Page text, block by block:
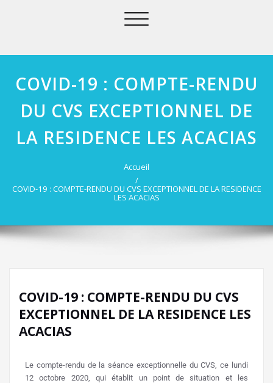
Afficher/masquer
COVID-19 : COMPTE-RENDU
DU CVS EXCEPTIONNEL DE
LA RESIDENCE LES ACACIAS
Accueil
COVID-19 : COMPTE-RENDU DU CVS EXCEPTIONNEL DE LA RESIDENCE
LES ACACIAS
COVID-19 : COMPTE-RENDU DU CVS
EXCEPTIONNEL DE LA RESIDENCE LES
ACACIAS
Le compte-rendu de la séance exceptionnelle du CVS, ce lundi
12 octobre 2020, qui établit un point de situation et les